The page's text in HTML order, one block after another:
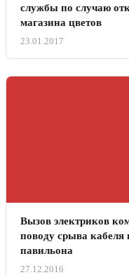
службы по случаю
магазина цветов
23.01.2017
Вызов электриков
поводу срыва кабеля
павильона
27.12.2016